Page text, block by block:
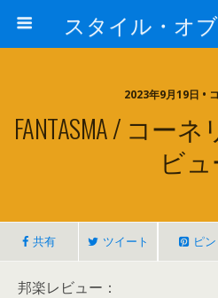
2023年9月19日 •
FANTASMA / コ
ビ
共有 ツイート ピン
邦楽レビュー：